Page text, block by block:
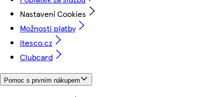
Nastavení Cookies
Možnosti platby
itesco.cz
Clubcard
Pomoc s prvním nákupem